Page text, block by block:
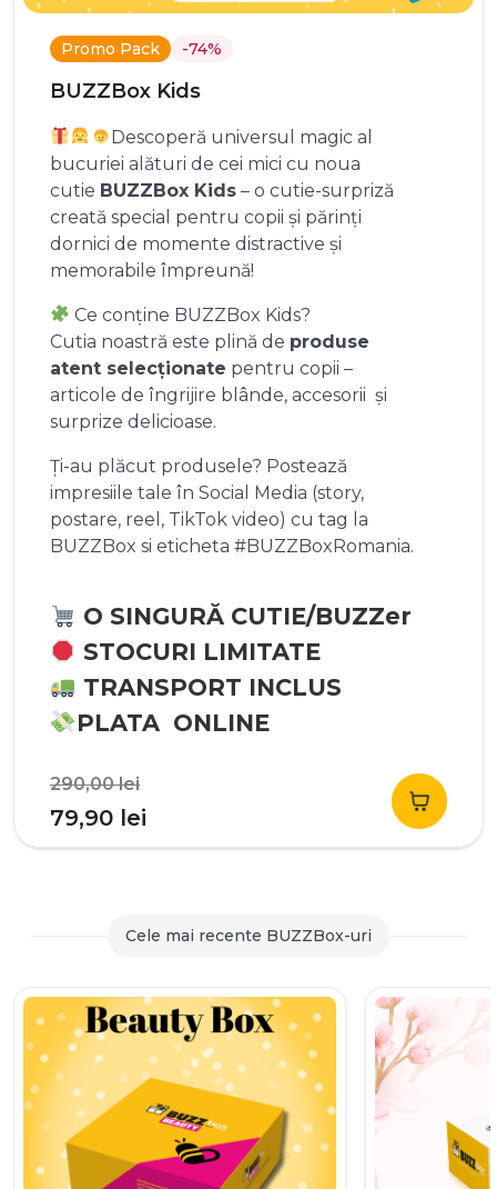
Promo Pack -74%
BUZZBox Kids
Descoperă universul magic al
bucuriei alături de cei mici cu noua
cutie BUZZBox Kids – o cutie-surpriză
creată special pentru copii și părinți
dornici de momente distractive și
memorabile împreună!
Ce conține BUZZBox Kids?
Cutia noastră este plină de produse
atent selecționate pentru copii –
articole de îngrijire blânde, accesorii și
surprize delicioase.
Ți-au plăcut produsele? Postează
impresiile tale în Social Media (story,
postare, reel, TikTok video) cu tag la
BUZZBox si eticheta #BUZZBoxRomania.
O SINGURĂ CUTIE/BUZZer
STOCURI LIMITATE
TRANSPORT INCLUS
PLATA ONLINE
290,00leiPrețul
inițial
a
290,00 lei.
79,90 lei
curent
79,90 lei.
Cele mai recente BUZZBox-uri